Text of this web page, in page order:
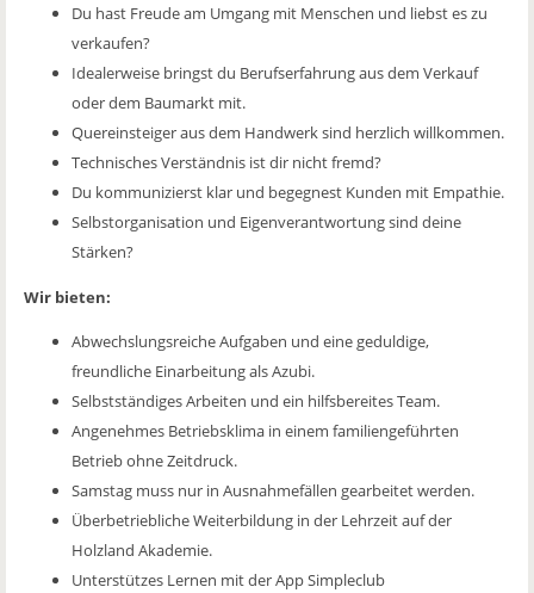
Du hast Freude am Umgang mit Menschen und liebst es zu
verkaufen?
Idealerweise bringst du Berufserfahrung aus dem Verkauf
oder dem Baumarkt mit.
Quereinsteiger aus dem Handwerk sind herzlich willkommen.
Technisches Verständnis ist dir nicht fremd?
Du kommunizierst klar und begegnest Kunden mit Empathie.
Selbstorganisation und Eigenverantwortung sind deine
Stärken?
Wir bieten:
Abwechslungsreiche Aufgaben und eine geduldige,
freundliche Einarbeitung als Azubi.
Selbstständiges Arbeiten und ein hilfsbereites Team.
Angenehmes Betriebsklima in einem familiengeführten
Betrieb ohne Zeitdruck.
Samstag muss nur in Ausnahmefällen gearbeitet werden.
Überbetriebliche Weiterbildung in der Lehrzeit auf der
Holzland Akademie.
Unterstützes Lernen mit der App Simpleclub